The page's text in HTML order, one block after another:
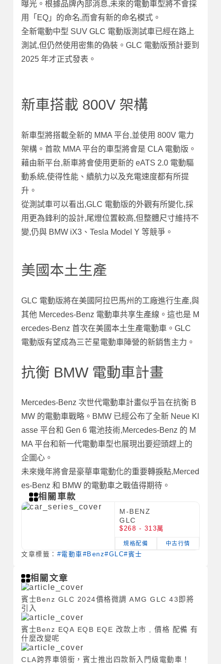
曝光。根據品牌內部消息,未來的電動車型將不會採
用「EQ」的命名,而會有新的命名模式。
全新電動中型 SUV GLC 電動版測試車已經在路上
測試,但仍然使用密集的偽裝。GLC 電動版預計要到
2025 年才正式發表。
新車搭載 800V 架構
新車型將搭載全新的 MMA 平台,並使用 800V 電力
架構。首款 MMA 平台的車型將會是 CLA 電動版。
藉由新平台,新車將會使用更新的 eATS 2.0 電動驅
動系統,使得性能、續航力以及充電速度都有所提
升。
從測試車可以看出,GLC 電動版的外觀有所變化,採
用更為鋒利的設計,尾燈位置較高,但整體尺寸維持不
變,仍與 BMW iX3、Tesla Model Y 等競爭。
美國本土生產
GLC 電動版將在美國阿拉巴馬州的工廠進行生產,與
其他 Mercedes-Benz 電動車共享生產線。這也是 M
ercedes-Benz 首次在美國本土生產電動車。GLC
電動版有望成為三芒星電動車陣營的新銷售主力。
抗衡 BMW 電動車計畫
Mercedes-Benz 次世代電動車計畫似乎旨在抗衡 B
MW 的電動車戰略。BMW 已經公布了全新 Neue Kl
asse 平台和 Gen 6 電池技術,Mercedes-Benz 的 M
MA 平台和新一代電動車型也展現出要迎頭趕上的
企圖心。
未來幾年將會是豪華車電動化的重要轉捩點,Merced
es-Benz 和 BMW 的電動車之戰值得期待。
相關車款
M-BENZ
GLC
$268 - 313萬
規格配備 中古行情
文章標籤： #電動車 #Benz#GLC#賓士
相關文章
賓士Benz GLC 2024價格微調 AMG GLC 43即將
引入
賓士Benz EQA EQB EQE 改款上市 , 價格 配備 有
什麼改變呢
CLA跨界車領銜，賓士推出四款新入門級電動車！